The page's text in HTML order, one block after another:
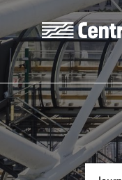
Aller au contenu principal
Centre